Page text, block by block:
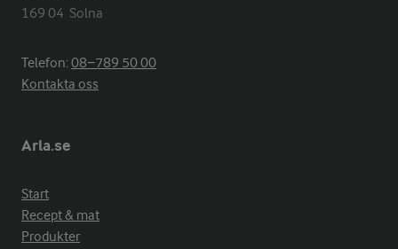
169 04  Solna
Telefon:08−789 50 00
Kontakta oss
Arla.se
Start
Recept & mat
Produkter